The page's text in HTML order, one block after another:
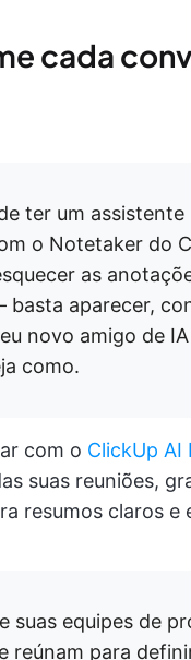
cada
ter um assistente
o Notetaker do
as
aparecer,
novo amigo de
como.
com o ClickUp AI
suas reuniões,
resumos claros e
suas equipes de
reúnam para